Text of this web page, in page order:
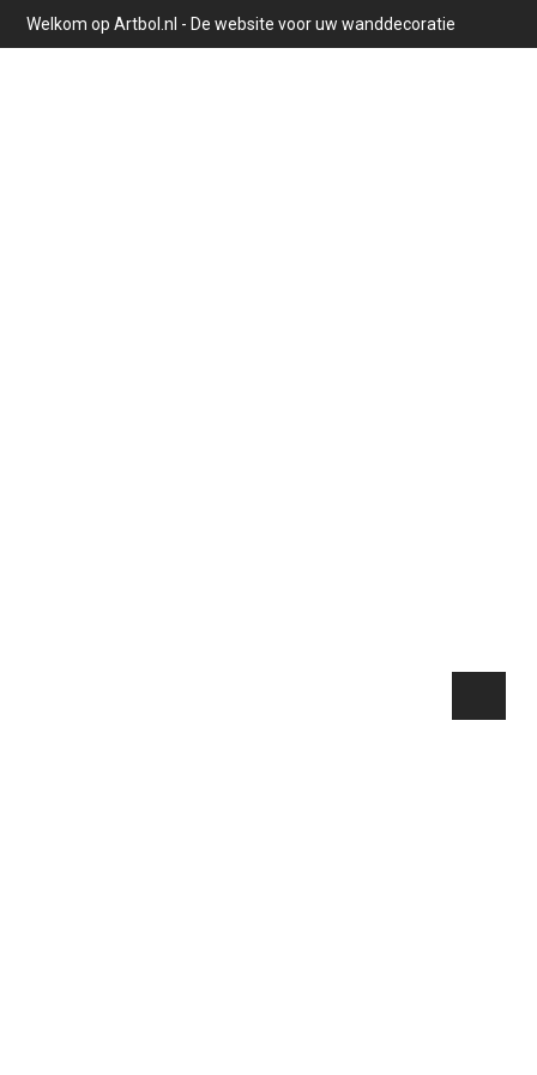
Welkom op Artbol.nl - De website voor uw wanddecoratie